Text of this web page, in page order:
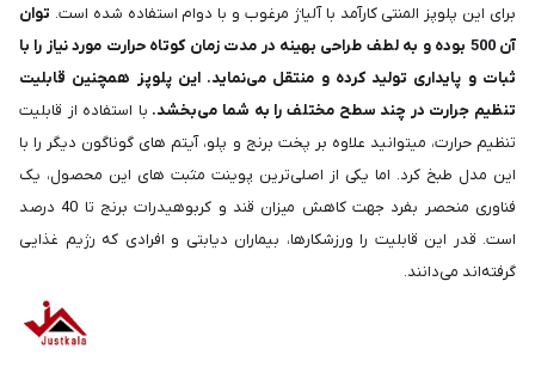
برای این پلوپز المنتی کارآمد با آلیاژ مرغوب و با دوام استفاده شده است. توان
آن 500 بوده و به لطف طراحی بهینه در مدت زمان کوتاه حرارت مورد نیاز را با
ثبات و پایداری تولید کرده و منتقل می‌نماید. این پلوپز همچنین قابلیت
تنظیم جرارت در چند سطح مختلف را به شما می‌بخشد. با استفاده از قابلیت
تنظیم حرارت، میتوانید علاوه بر پخت برنج و پلو، آیتم های گوناگون دیگر را با
این مدل طبخ کرد. اما یکی از اصلی‌ترین پوینت مثبت های این محصول، یک
فناوری منحصر بفرد جهت کاهش میزان قند و کربوهیدرات برنج تا 40 درصد
است. قدر این قابلیت را ورزشکارها، بیماران دیابتی و افرادی که رژیم غذایی
گرفته‌اند می‌دانند.